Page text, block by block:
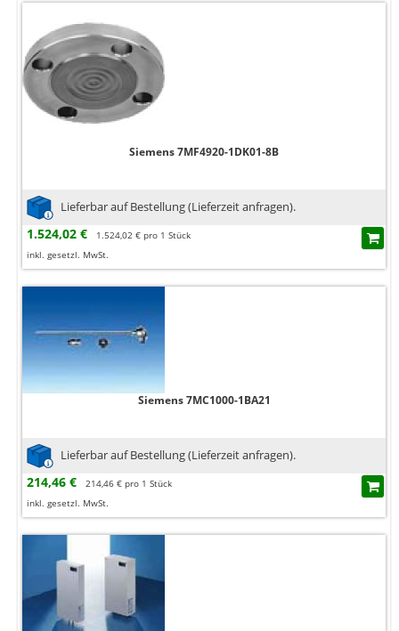
Siemens 7MF4920-1DK01-8B
Lieferbar auf Bestellung (Lieferzeit anfragen).
1.524,02 €
1.524,02 € pro 1 Stück
inkl. gesetzl. MwSt.
Siemens 7MC1000-1BA21
Lieferbar auf Bestellung (Lieferzeit anfragen).
214,46 €
214,46 € pro 1 Stück
inkl. gesetzl. MwSt.